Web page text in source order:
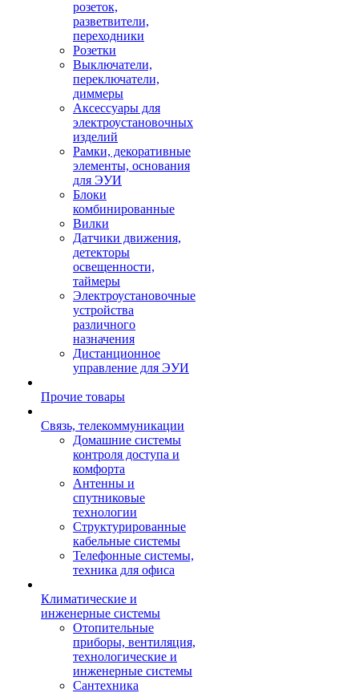
розеток,
разветвители,
переходники
Розетки
Выключатели,
переключатели,
диммеры
Аксессуары для
электроустановочных
изделий
Рамки, декоративные
элементы, основания
для ЭУИ
Блоки
комбинированные
Вилки
Датчики движения,
детекторы
освещенности,
таймеры
Электроустановочные
устройства
различного
назначения
Дистанционное
управление для ЭУИ
Прочие товары
Связь, телекоммуникации
Домашние системы
контроля доступа и
комфорта
Антенны и
спутниковые
технологии
Структурированные
кабельные системы
Телефонные системы,
техника для офиса
Климатические и
инженерные системы
Отопительные
приборы, вентиляция,
технологические и
инженерные системы
Сантехника